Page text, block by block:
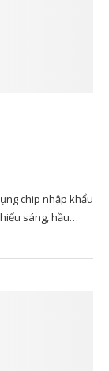
chip nhập khẩu
sáng, hầu…